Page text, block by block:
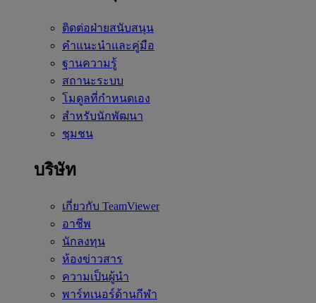
ติดต่อฝ่ายสนับสนุน
คำแนะนำและคู่มือ
ฐานความรู้
สถานะระบบ
โมดูลที่กำหนดเอง
สำหรับนักพัฒนา
ชุมชน
บริษัท
เกี่ยวกับ TeamViewer
อาชีพ
นักลงทุน
ห้องข่าวสาร
ความเป็นผู้นำ
พาร์ทเนอร์ด้านกีฬา